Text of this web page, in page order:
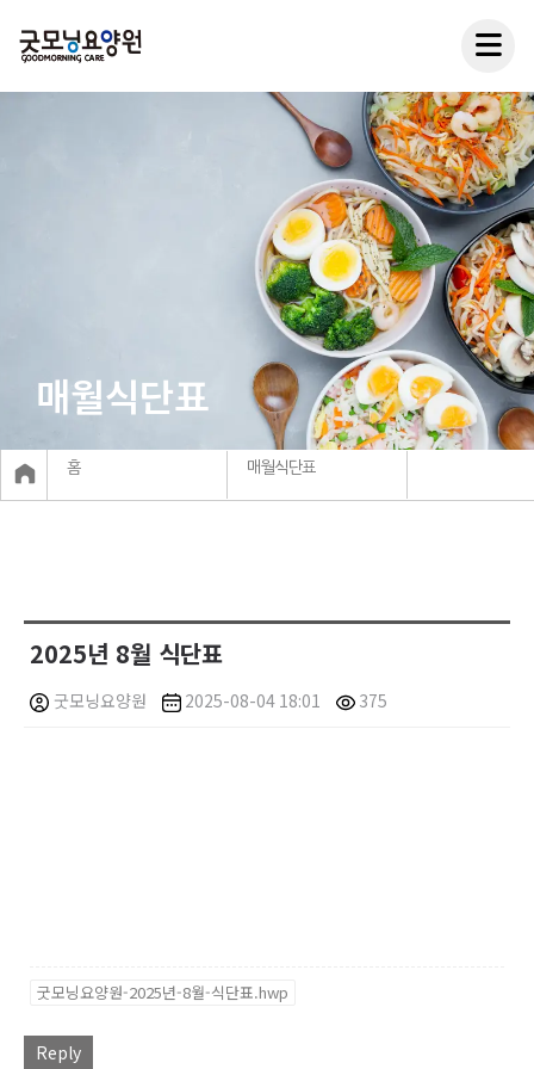
매월식단표
홈 매월식단표
2025년 8월 식단표
굿모닝요양원 2025-08-04 18:01 375
굿모닝요양원-2025년-8월-식단표.hwp
Reply